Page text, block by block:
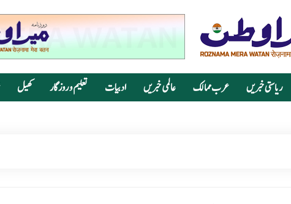
ریاستی خبریں عرب ممالک عالمی خبریں ادبیات تعلیم و روزگار کھیل